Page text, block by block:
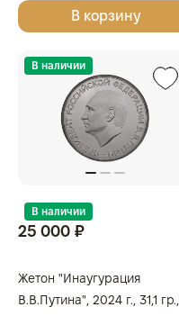
В корзину
В наличии
В наличии
25 000 ₽
Жетон "Инаугурация
В.В.Путина", 2024 г., 31,1 гр.,